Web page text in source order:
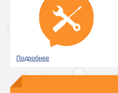
Подробнее